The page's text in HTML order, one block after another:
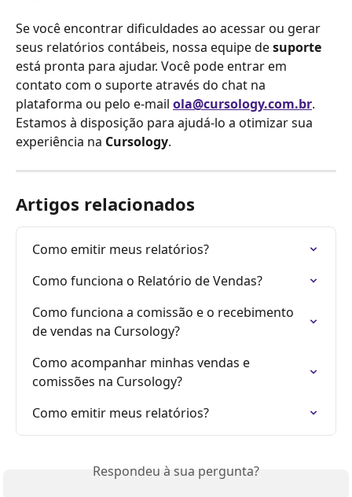
Se você encontrar dificuldades ao acessar ou gerar
seus relatórios contábeis, nossa equipe de suporte
está pronta para ajudar. Você pode entrar em
contato com o suporte através do chat na
plataforma ou pelo e-mail ola@cursology.com.br.
Estamos à disposição para ajudá-lo a otimizar sua
experiência na Cursology.
Artigos relacionados
Como emitir meus relatórios?
Como funciona o Relatório de Vendas?
Como funciona a comissão e o recebimento
de vendas na Cursology?
Como acompanhar minhas vendas e
comissões na Cursology?
Como emitir meus relatórios?
Respondeu à sua pergunta?